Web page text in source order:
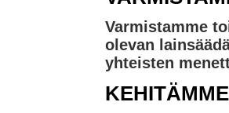
Varmistamme
olevan
yhteisten